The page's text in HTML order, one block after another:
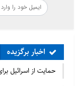
اخبار برگزیده
حمایت از اسرائیل